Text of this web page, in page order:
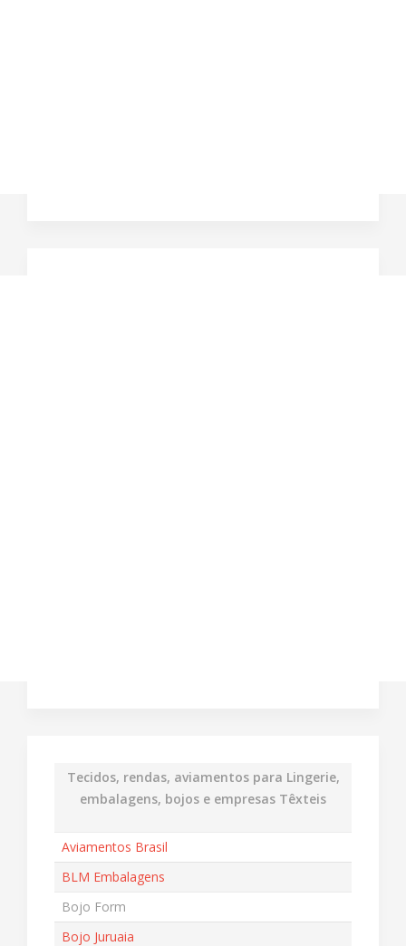
Tecidos, rendas, aviamentos para Lingerie,
embalagens, bojos e empresas Têxteis
Aviamentos Brasil
BLM Embalagens
Bojo Form
Bojo Juruaia